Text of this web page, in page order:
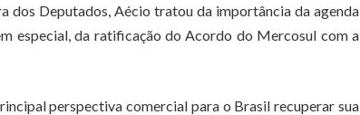
dos Deputados, Aécio tratou da importância da agenda
especial, da ratificação do Acordo do Mercosul com a
perspectiva comercial para o Brasil recuperar sua